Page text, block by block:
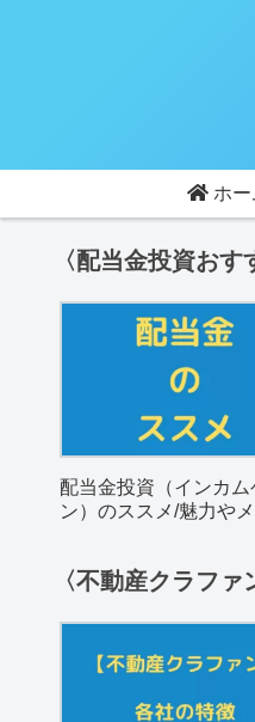
ホー
〈配当金投資おす
配当金投資（インカム
ン）のススメ/魅力や
〈不動産クラファ